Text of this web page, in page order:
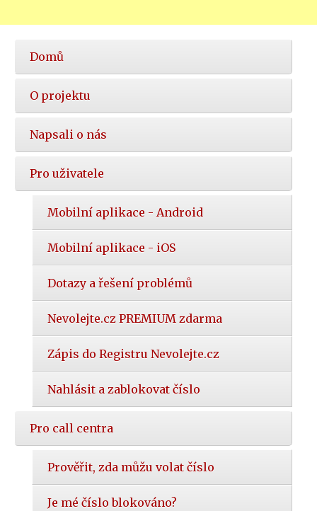
Hlavní
nabídka
Domů
O projektu
Napsali o nás
Pro uživatele
Mobilní aplikace - Android
Mobilní aplikace - iOS
Dotazy a řešení problémů
Nevolejte.cz PREMIUM zdarma
Zápis do Registru Nevolejte.cz
Nahlásit a zablokovat číslo
Pro call centra
Prověřit, zda můžu volat číslo
Je mé číslo blokováno?